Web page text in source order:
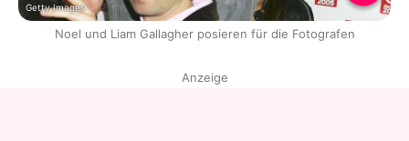
Getty Images
Noel und Liam Gallagher posieren für die Fotografen
Anzeige